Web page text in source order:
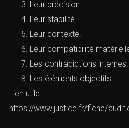
L’origine des déclarations.
Leur indépendance réelle.
Leur précision.
Leur stabilité.
Leur contexte.
Leur compatibilité matérielle.
Les contradictions internes.